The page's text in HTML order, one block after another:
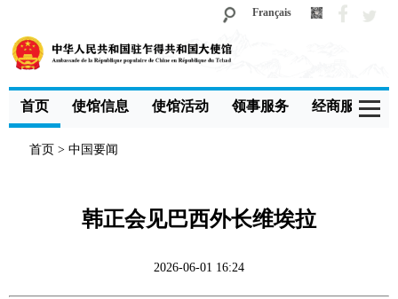
Français
首页 使馆信息 使馆活动 领事服务 经商服务
首页 > 中国要闻
韩正会见巴西外长维埃拉
2026-06-01 16:24